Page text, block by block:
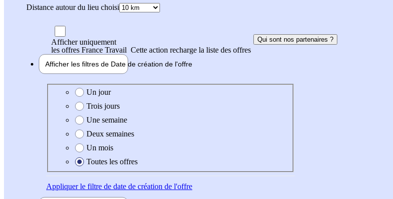
Distance autour du lieu choisi
Afficher uniquement
les offres France Travail Cette action recharge la liste des offres
Qui sont nos partenaires ?
Afficher les filtres de Date de création de l'offre
Date de création de l'offre
Un jour
Trois jours
Une semaine
Deux semaines
Un mois
Toutes les offres
Appliquerle filtre de date de création de l'offre